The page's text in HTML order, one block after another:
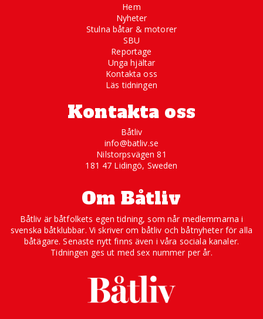
Hem
Nyheter
Stulna båtar & motorer
SBU
Reportage
Unga hjältar
Kontakta oss
Läs tidningen
Kontakta oss
Båtliv
info@batliv.se
Nilstorpsvägen 81
181 47 Lidingö, Sweden
Om Båtliv
Båtliv är båtfolkets egen tidning, som når medlemmarna i
svenska båtklubbar. Vi skriver om båtliv och båtnyheter för alla
båtägare. Senaste nytt finns även i våra sociala kanaler.
Tidningen ges ut med sex nummer per år.